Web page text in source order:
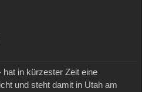
in kürzester Zeit eine
und steht damit in Utah am